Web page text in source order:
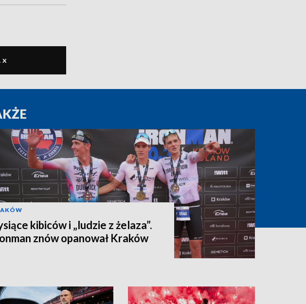
X
kibiców i „ludzie z żelaza”.
znów opanował Kraków